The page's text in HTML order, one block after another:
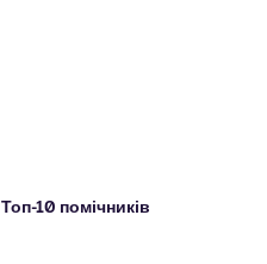
Топ-10 помічників